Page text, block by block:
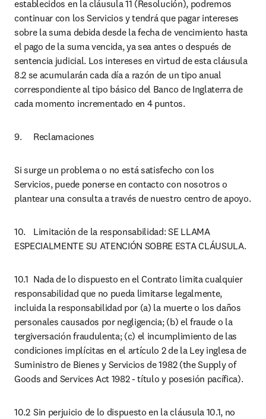
establecidos en la cláusula 11 (Resolución), podremos
continuar con los Servicios y tendrá que pagar intereses
sobre la suma debida desde la fecha de vencimiento hasta
el pago de la suma vencida, ya sea antes o después de
sentencia judicial. Los intereses en virtud de esta cláusula
8.2 se acumularán cada día a razón de un tipo anual
correspondiente al tipo básico del Banco de Inglaterra de
cada momento incrementado en 4 puntos.
9.	Reclamaciones
Si surge un problema o no está satisfecho con los
Servicios, puede ponerse en contacto con nosotros o
plantear una consulta a través de nuestro centro de apoyo.
10.	Limitación de la responsabilidad: SE LLAMA
ESPECIALMENTE SU ATENCIÓN SOBRE ESTA CLÁUSULA.
10.1	Nada de lo dispuesto en el Contrato limita cualquier
responsabilidad que no pueda limitarse legalmente,
incluida la responsabilidad por (a) la muerte o los daños
personales causados por negligencia; (b) el fraude o la
tergiversación fraudulenta; (c) el incumplimiento de las
condiciones implícitas en el artículo 2 de la Ley inglesa de
Suministro de Bienes y Servicios de 1982 (the Supply of
Goods and Services Act 1982 - título y posesión pacífica).
10.2	Sin perjuicio de lo dispuesto en la cláusula 10.1, no